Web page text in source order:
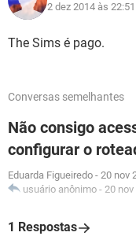
2 dez 2014 às 22:51
The Sims é pago.
Conversas semelhantes
Não consigo
configurar o
Eduarda Figueiredo - 20 nov
usuário anônimo - 20
1 Respostas